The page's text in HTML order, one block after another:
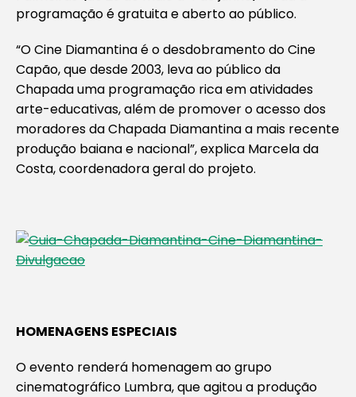
programação é gratuita e aberto ao público.
“O Cine Diamantina é o desdobramento do Cine
Capão, que desde 2003, leva ao público da
Chapada uma programação rica em atividades
arte-educativas, além de promover o acesso dos
moradores da Chapada Diamantina a mais recente
produção baiana e nacional”, explica Marcela da
Costa, coordenadora geral do projeto.
HOMENAGENS ESPECIAIS
O evento renderá homenagem ao grupo
cinematográfico Lumbra, que agitou a produção